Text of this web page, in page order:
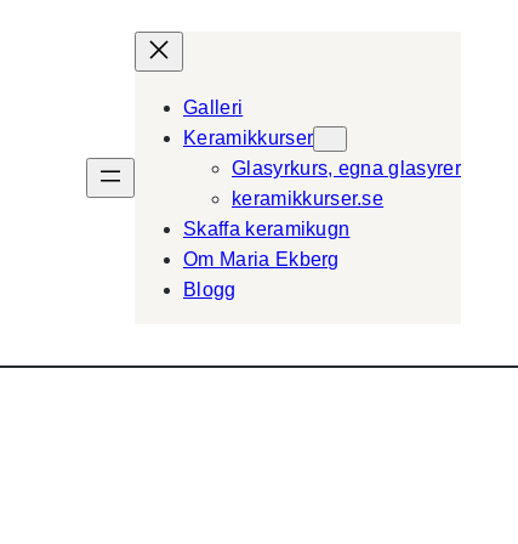
Galleri
Keramikkurser
Glasyrkurs, egna glasyrer
keramikkurser.se
Skaffa keramikugn
Om Maria Ekberg
Blogg